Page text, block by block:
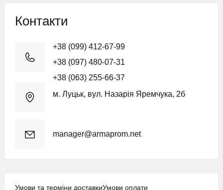
Контакти
+38 (099) 412-67-99
+38 (097) 480-07-31
+38 (063) 255-66-37
м. Луцьк, вул. Назарія Яремчука, 2б
manager@armaprom.net
Умови та терміни доставкиУмови оплати